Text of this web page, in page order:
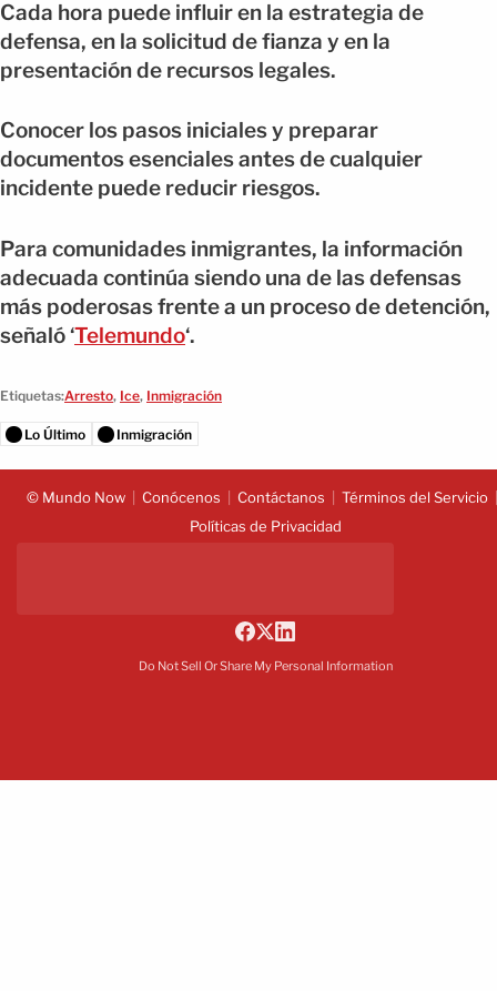
Cada hora puede influir en la estrategia de
defensa, en la solicitud de fianza y en la
presentación de recursos legales.
Conocer los pasos iniciales y preparar
documentos esenciales antes de cualquier
incidente puede reducir riesgos.
Para comunidades inmigrantes, la información
adecuada continúa siendo una de las defensas
más poderosas frente a un proceso de detención,
señaló ‘Telemundo‘.
Etiquetas:Arresto, Ice, Inmigración
Lo Último Inmigración
© Mundo Now Conócenos Contáctanos
Términos del Servicio
Políticas de Privacidad
Do Not Sell Or Share My Personal Information